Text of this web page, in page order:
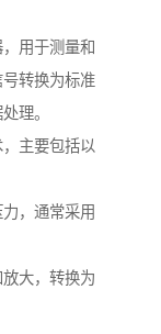
用于测量和
转换为标准
理。
主要包括以
，通常采用
大，转换为